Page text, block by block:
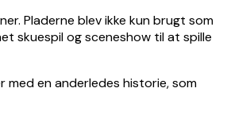
Pladerne blev ikke kun brugt som
skuespil og sceneshow til at spille
med en anderledes historie, som